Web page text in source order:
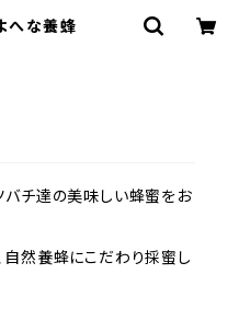
へな養蜂
チ達の美味しい蜂蜜をお
然養蜂にこだわり採蜜し